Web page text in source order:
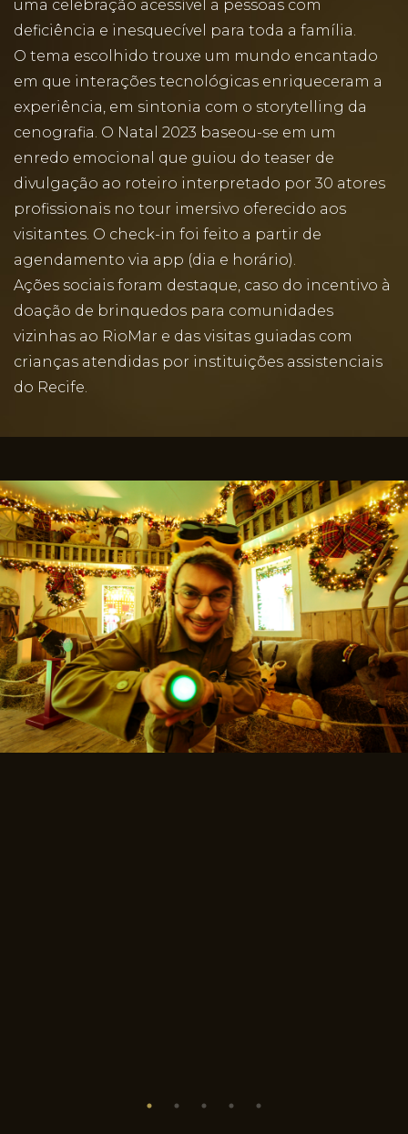
uma celebração acessível a pessoas com
deficiência e inesquecível para toda a família.
O tema escolhido trouxe um mundo encantado
em que interações tecnológicas enriqueceram a
experiência, em sintonia com o storytelling da
cenografia. O Natal 2023 baseou-se em um
enredo emocional que guiou do teaser de
divulgação ao roteiro interpretado por 30 atores
profissionais no tour imersivo oferecido aos
visitantes. O check-in foi feito a partir de
agendamento via app (dia e horário).
Ações sociais foram destaque, caso do incentivo à
doação de brinquedos para comunidades
vizinhas ao RioMar e das visitas guiadas com
crianças atendidas por instituições assistenciais
do Recife.